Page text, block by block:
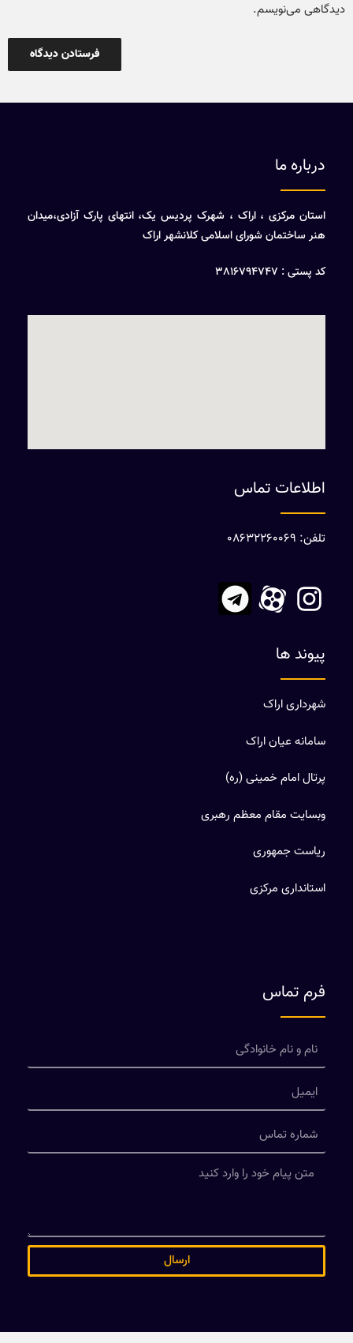
دیدگاهی می‌نویسم.
درباره ما
استان مرکزی ، اراک ، شهرک پردیس یک، انتهای پارک آزادی،میدان
هنر ساختمان شورای اسلامی کلانشهر اراک
کد پستی : 3816794747
اطلاعات تماس
تلفن: 08632260069
پیوند ها
شهرداری اراک
سامانه عیان اراک
پرتال امام خمینی (ره)
وبسایت مقام معظم رهبری
ریاست جمهوری
استانداری مرکزی
فرم تماس
ارسال